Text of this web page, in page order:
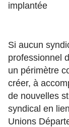
implantée
Si aucun
professionnel
un périmètre
créer, à
de nouvelles
syndical en
Unions